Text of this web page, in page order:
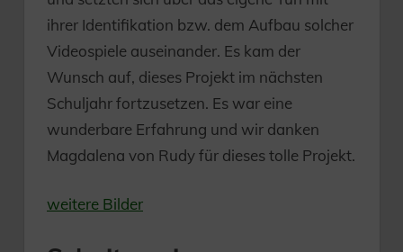
ihrer Identifikation bzw. dem Aufbau solcher
Videospiele auseinander. Es kam der
Wunsch auf, dieses Projekt im nächsten
Schuljahr fortzusetzen. Es war eine
wunderbare Erfahrung und wir danken
Magdalena von Rudy für dieses tolle Projekt.
weitere Bilder